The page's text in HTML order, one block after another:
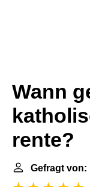
Wann
rente?
Gefragt von: